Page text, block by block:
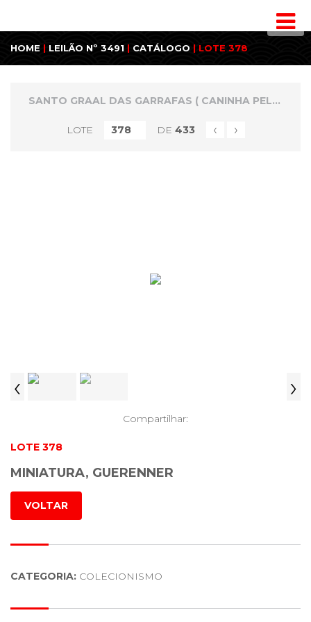
HOME | LEILÃO Nº 3491 | CATÁLOGO | LOTE 378
SANTO GRAAL DAS GARRAFAS ( CANINHA PELÉ ) E MINIATURAS ESPECIAIS
LOTE DE 433 ‹ ›
‹ ›
Compartilhar:
LOTE 378
MINIATURA, GUERENNER
VOLTAR
CATEGORIA: COLECIONISMO